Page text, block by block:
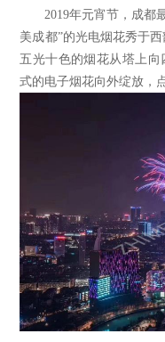
2019年元宵节，成都
美成都”的光电烟花秀于
五光十色的烟花从塔上
式的电子烟花向外绽放，